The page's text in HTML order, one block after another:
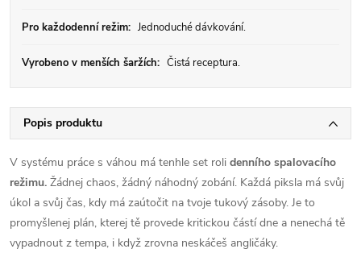
Pro každodenní režim: Jednoduché dávkování.
Vyrobeno v menších šaržích: Čistá receptura.
Popis produktu
V systému práce s váhou má tenhle set roli denního spalovacího
režimu. Žádnej chaos, žádný náhodný zobání. Každá piksla má svůj
úkol a svůj čas, kdy má zaútočit na tvoje tukový zásoby. Je to
promyšlenej plán, kterej tě provede kritickou částí dne a nenechá tě
vypadnout z tempa, i když zrovna neskáčeš angličáky.